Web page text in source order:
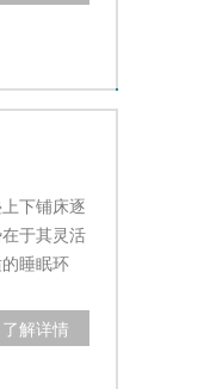
下铺床逐
于其灵活
睡眠环
了解详情